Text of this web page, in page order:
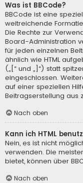
Was ist BBCode?
BBCode ist eine
weitreichende
Die Rechte zur
Board-Administration
für jeden einzelnen
ähnlich wie HTML
(„[“ und „]“) statt
eingeschlossen.
auf einer speziellen
Beitragserstellung aus
Nach oben
Kann ich HTML
Nein, es ist nicht
verwenden. Die
bietet, können über
Nach oben